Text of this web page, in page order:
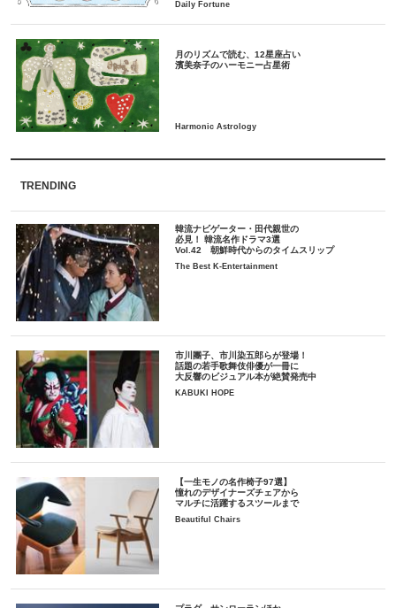
月のリズムで読む、12星座占い
TRENDING
韓流ナビゲーター・田代親世の
必見！ 韓流名作ドラマ3選
Vol.42 朝鮮時代からのタイムスリップ
The Best K-Entertainment
市川團子、市川染五郎らが登場！
話題の若手歌舞伎俳優が一冊に
大反響のビジュアル本が絶賛発売中
KABUKI HOPE
【一生モノの名作椅子97選】
憧れのデザイナーズチェアから
マルチに活躍するスツールまで
Beautiful Chairs